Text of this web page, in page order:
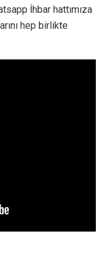
İhbar hattımıza
hep birlikte